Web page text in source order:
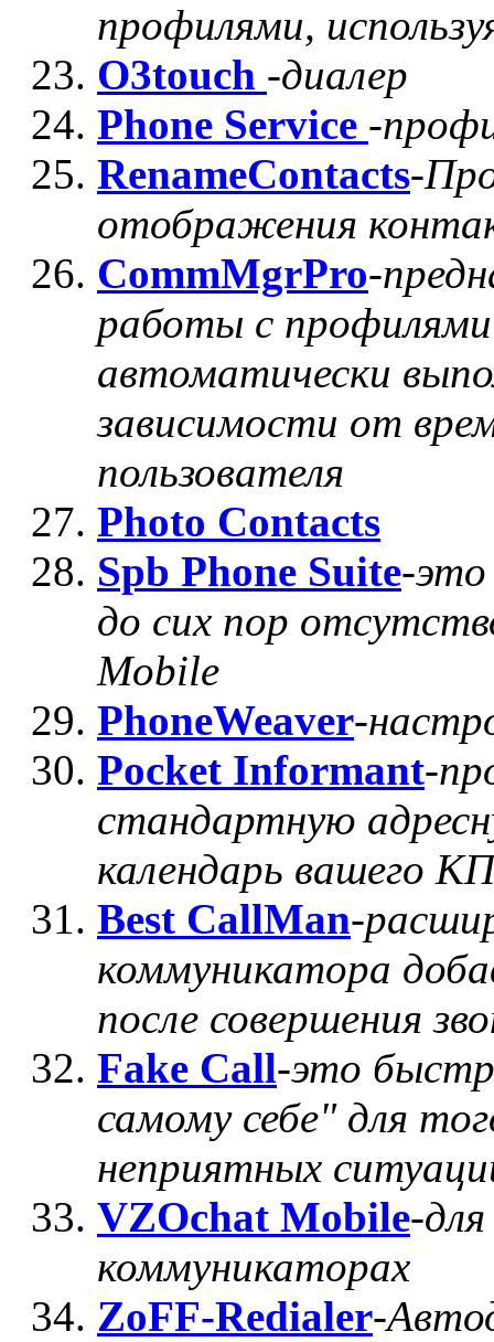
профилями,
O3touch -диалер
Phone Service -
RenameContacts-
отображения
CommMgrPro-
работы с
автоматически
зависимости от
пользователя
Photo Contacts
Spb Phone Suite-это
до сих пор
Mobile
PhoneWeaver-
Pocket Informant-
стандартную
календарь вашего
Best CallMan-
коммуникатора
после совершения
Fake Call-это
самому себе" для
неприятных
VZOchat Mobile-
коммуникаторах
ZoFF-Redialer-